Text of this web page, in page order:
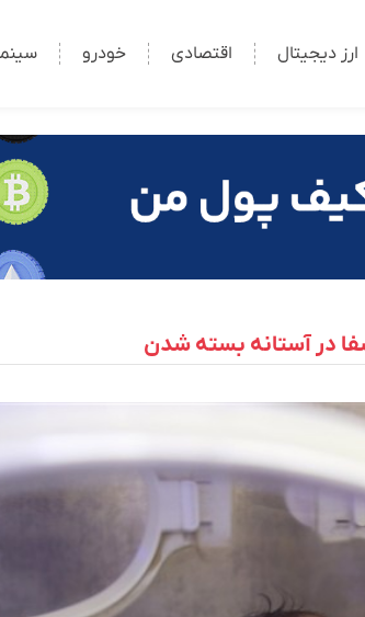
ارز دیجیتال اقتصادی خودرو
در آستانه بسته شدن